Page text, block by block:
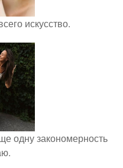
искусство.
одну закономерность